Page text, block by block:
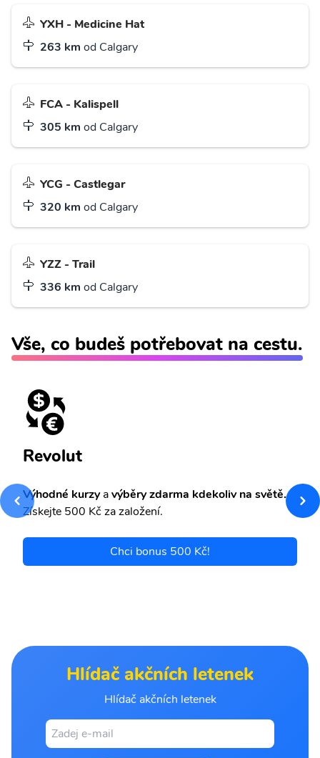
YXH - Medicine Hat
263 km od Calgary
FCA - Kalispell
305 km od Calgary
YCG - Castlegar
320 km od Calgary
YZZ - Trail
336 km od Calgary
Vše, co budeš potřebovat na cestu.
Revolut
Výhodné kurzyavýběry zdarma kdekoliv na světě.
Získejte 500 Kč za založení.
Chci bonus 500 Kč!
Hlídač akčních letenek
Hlídač akčních letenek